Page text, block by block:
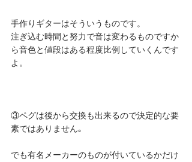
手作りギターはそういうものです。
注ぎ込む時間と努力で音は変わるものですか
ら音色と値段はある程度比例していくんです
よ。
③ペグは後から交換も出来るので決定的な要
素ではありません｡
でも有名メーカーのものが付いているかだけ